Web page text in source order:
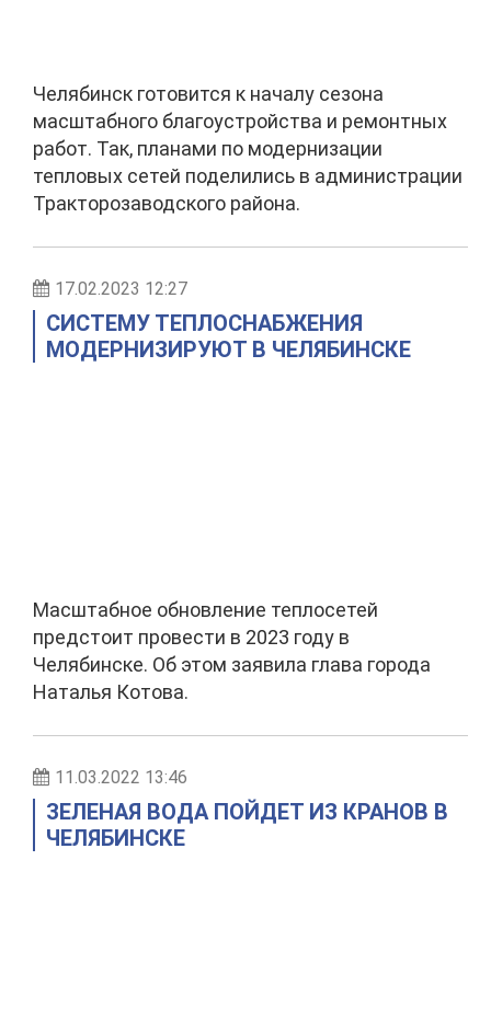
Челябинск готовится к началу сезона
масштабного благоустройства и ремонтных
работ. Так, планами по модернизации
тепловых сетей поделились в администрации
Тракторозаводского района.
17.02.2023 12:27
СИСТЕМУ ТЕПЛОСНАБЖЕНИЯ
МОДЕРНИЗИРУЮТ В ЧЕЛЯБИНСКЕ
Масштабное обновление теплосетей
предстоит провести в 2023 году в
Челябинске. Об этом заявила глава города
Наталья Котова.
11.03.2022 13:46
ЗЕЛЕНАЯ ВОДА ПОЙДЕТ ИЗ КРАНОВ В
ЧЕЛЯБИНСКЕ